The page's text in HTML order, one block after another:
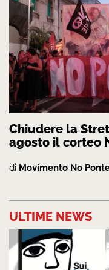
Chiudere la
agosto il corteo
di Movimento No
ULTIME NEWS